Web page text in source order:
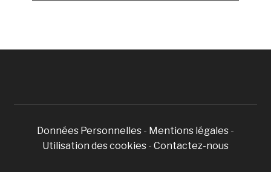
Données Personnelles - Mentions légales -
Utilisation des cookies - Contactez-nous